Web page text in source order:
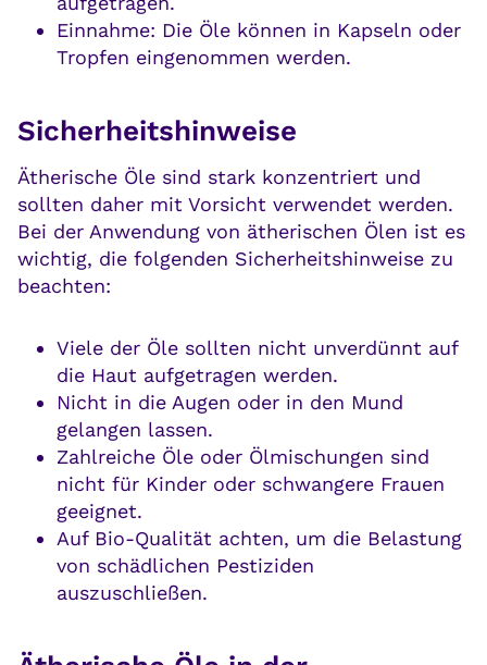
Einnahme: Die Öle können in Kapseln oder
Tropfen eingenommen werden.
Sicherheitshinweise
Ätherische Öle sind stark konzentriert und
sollten daher mit Vorsicht verwendet werden.
Bei der Anwendung von ätherischen Ölen ist es
wichtig, die folgenden Sicherheitshinweise zu
beachten:
Viele der Öle sollten nicht unverdünnt auf
die Haut aufgetragen werden.
Nicht in die Augen oder in den Mund
gelangen lassen.
Zahlreiche Öle oder Ölmischungen sind
nicht für Kinder oder schwangere Frauen
geeignet.
Auf Bio-Qualität achten, um die Belastung
von schädlichen Pestiziden
auszuschließen.